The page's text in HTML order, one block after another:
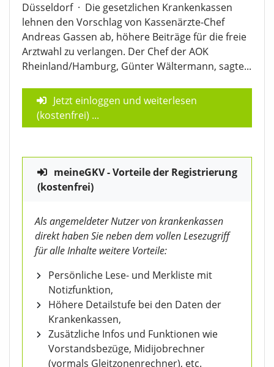
Düsseldorf · Die gesetzlichen Krankenkassen
lehnen den Vorschlag von Kassenärzte-Chef
Andreas Gassen ab, höhere Beiträge für die freie
Arztwahl zu verlangen. Der Chef der AOK
Rheinland/Hamburg, Günter Wältermann, sagte...
Jetzt einloggen und weiterlesen
(kostenfrei) ...
meineGKV - Vorteile der Registrierung
(kostenfrei)
Als angemeldeter Nutzer von krankenkassen
direkt haben Sie neben dem vollen Lesezugriff
für alle Inhalte weitere Vorteile:
Persönliche Lese- und Merkliste mit
Notizfunktion,
Höhere Detailstufe bei den Daten der
Krankenkassen,
Zusätzliche Infos und Funktionen wie
Vorstandsbezüge, Midijobrechner
(vormals Gleitzonenrechner), etc.